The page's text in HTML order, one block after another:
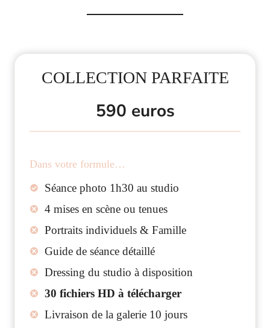
COLLECTION PARFAITE
590 euros
Dans votre formule…
Séance photo 1h30 au studio
4 mises en scène ou tenues
Portraits individuels & Famille
Guide de séance détaillé
Dressing du studio à disposition
30 fichiers HD à télécharger
Livraison de la galerie 10 jours